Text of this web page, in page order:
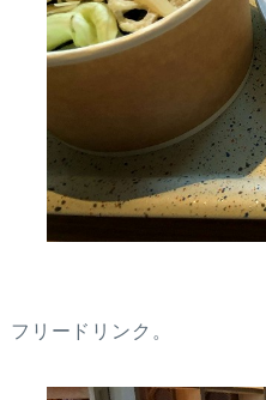
フリードリンク。